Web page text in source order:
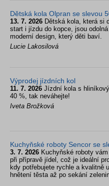
Dětská kola Olpran se slevou
13. 7. 2026 Dětská kola, která si
start i jízdu do kopce, jsou
moderní design, který děti baví.
Lucie Lakosilová
Výprodej jízdních kol
11. 7. 2026 Jízdní kola s
40 %, tak neváhejte!
Iveta Brožková
Kuchyňské roboty Sencor se
3. 7. 2026 Kuchyňské roboty
při přípravě jídel, což je ideální
kdy potřebujete rychle a kvalitně
hnětení těsta až po sekání